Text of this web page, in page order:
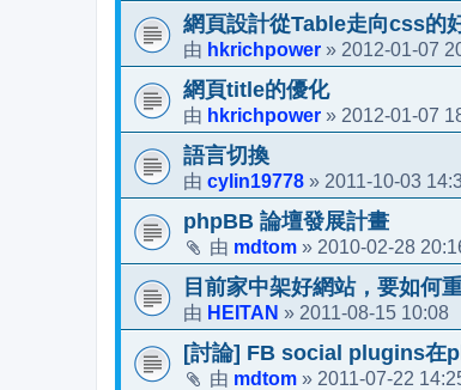
網頁設計從Table走向css的
由 hkrichpower » 2012-01-07
網頁title的優化
由 hkrichpower » 2012-01-07
語言切換
由 cylin19778 » 2011-10-03
phpBB 論壇發展計畫
由 mdtom » 2010-02-28
目前家中架好網站，要如何
由 HEITAN » 2011-08-15 10:08
[討論] FB social plugins在
由 mdtom » 2011-07-22